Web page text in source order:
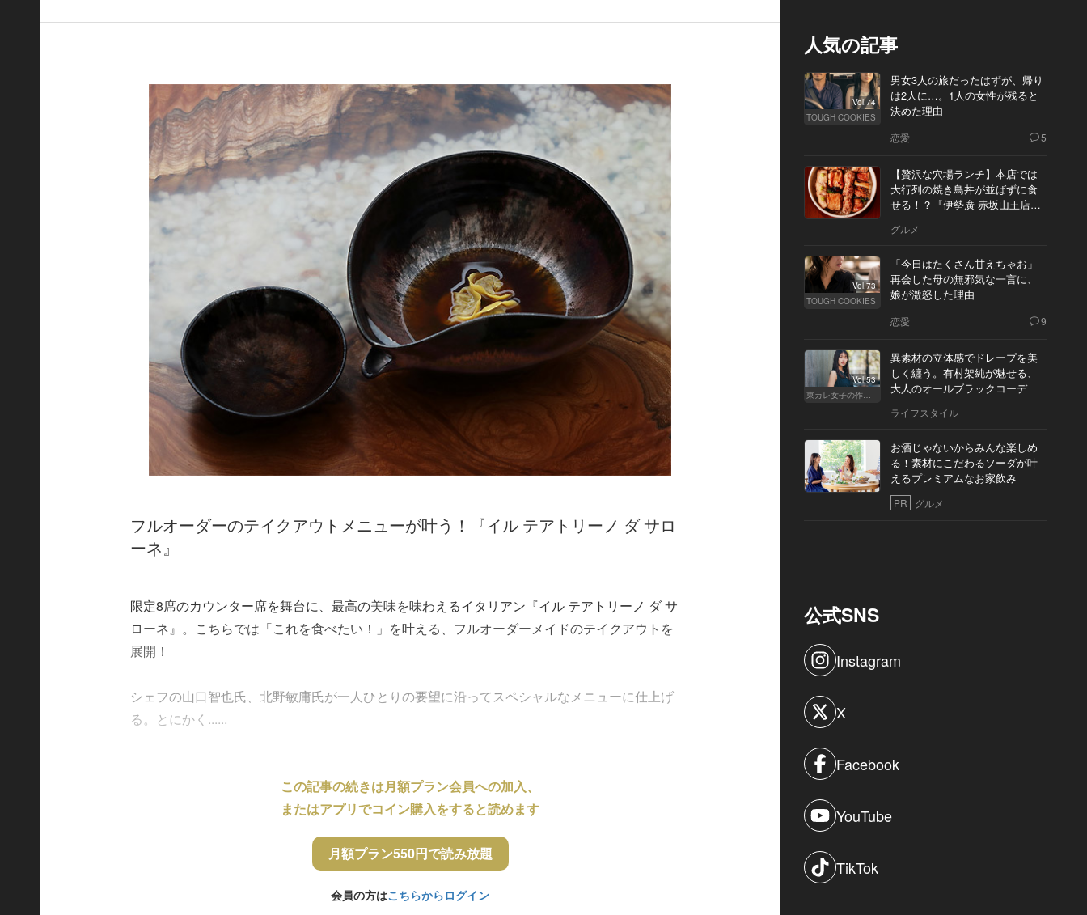
フルオーダーのテイクアウトメニューが叶う！『イル テアトリーノ ダ サロ
ーネ』
限定8席のカウンター席を舞台に、最高の美味を味わえるイタリアン『イル テアトリーノ ダ サ
ローネ』。こちらでは「これを食べたい！」を叶える、フルオーダーメイドのテイクアウトを
展開！
シェフの山口智也氏、北野敏庸氏が一人ひとりの要望に沿ってスペシャルなメニューに仕上げ
る。とにかく......
この記事の続きは月額プラン会員への加入、
またはアプリでコイン購入をすると読めます
月額プラン550円で読み放題
会員の方はこちらからログイン
人気の記事
Vol.74
TOUGH COOKIES
男女3人の旅だったはずが、帰り
は2人に…。1人の女性が残ると
決めた理由
恋愛 5
【贅沢な穴場ランチ】本店では
大行列の焼き鳥丼が並ばずに食
せる！？『伊勢廣 赤坂山王店』
グルメ
Vol.73
TOUGH COOKIES
「今日はたくさん甘えちゃお」
再会した母の無邪気な一言に、
娘が激怒した理由
恋愛 9
Vol.53
東カレ女子の作り方
異素材の立体感でドレープを美
しく纏う。有村架純が魅せる、
大人のオールブラックコーデ
ライフスタイル
お酒じゃないからみんな楽しめ
る！素材にこだわるソーダが叶
えるプレミアムなお家飲み
PR グルメ
公式SNS
Instagram
X
Facebook
YouTube
TikTok